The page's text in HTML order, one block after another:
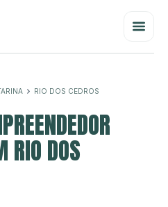
RIO DOS CEDROS
RIO DOS